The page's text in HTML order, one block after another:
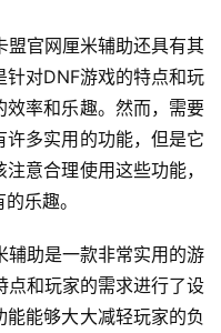
盟官网厘米辅助还具有其
对DNF游戏的特点和玩
效率和乐趣。然而，需要
多实用的功能，但是它
意合理使用这些功能，
乐趣。
辅助是一款非常实用的游
点和玩家的需求进行了设
能够大大减轻玩家的负